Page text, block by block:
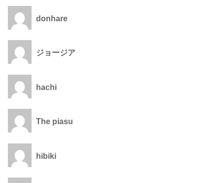
donhare
ジョージア
hachi
The piasu
hibiki